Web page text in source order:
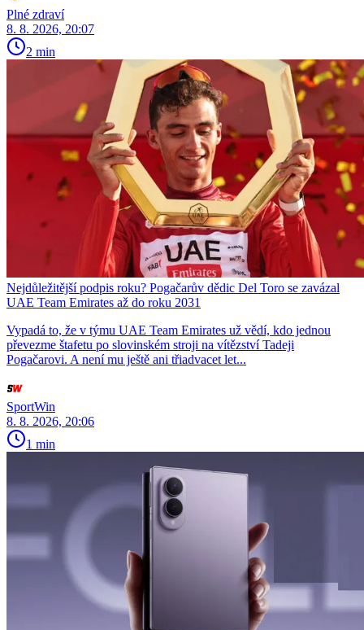
Plné zdraví
8. 8. 2026, 20:07
2 min
Nejdůležitější podpis roku? Pogačarův dědic Del Toro se zavázal
UAE Team Emirates až do roku 2031
Vypadá to, že v týmu UAE Team Emirates už vědí, kdo jednou
převezme štafetu po slovinském stroji na vítězství Tadeji
Pogačarovi. A není mu ještě ani třiadvacet let...
SportWin
8. 8. 2026, 20:06
1 min